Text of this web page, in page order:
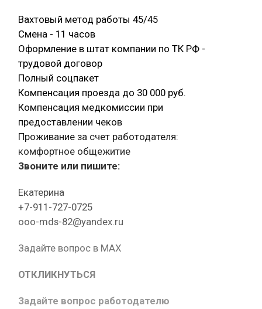
Вахтовый метод работы 45/45
Смена - 11 часов
Оформление в штат компании по ТК РФ -
трудовой договор
Полный соцпакет
Компенсация проезда до 30 000 руб.
Компенсация медкомиссии при
предоставлении чеков
Проживание за счет работодателя:
комфортное общежитие
Звоните или пишите:
Екатерина
+7-911-727-0725
ooo-mds-82@yandex.ru
Задайте вопрос в MAX
ОТКЛИКНУТЬСЯ
Задайте вопрос работодателю